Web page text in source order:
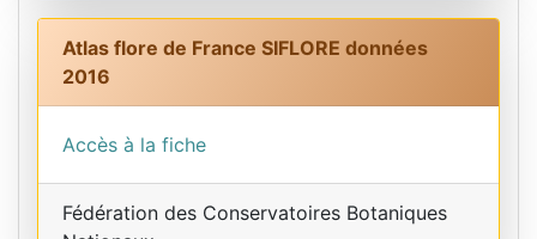
Atlas flore de France SIFLORE données
2016
Accès à la fiche
Fédération des Conservatoires Botaniques